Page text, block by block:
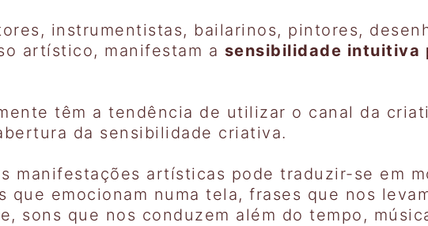
instrumentistas, bailarinos, pintores,
artístico, manifestam a sensibilidade intuitiva
têm a tendência de utilizar o canal da
da sensibilidade criativa.
manifestações artísticas pode traduzir-se em
que emocionam numa tela, frases que nos
sons que nos conduzem além do tempo,